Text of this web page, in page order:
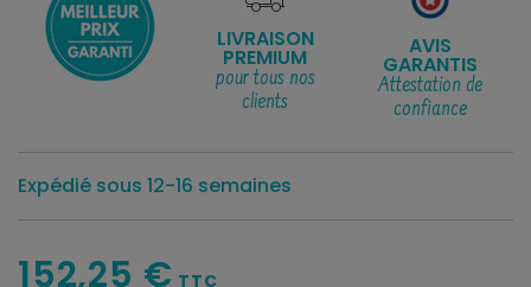
LIVRAISON
PREMIUM
pour tous nos
clients
AVIS
GARANTIS
Attestation de
confiance
Expédié sous 12-16 semaines
152,25 € TTC